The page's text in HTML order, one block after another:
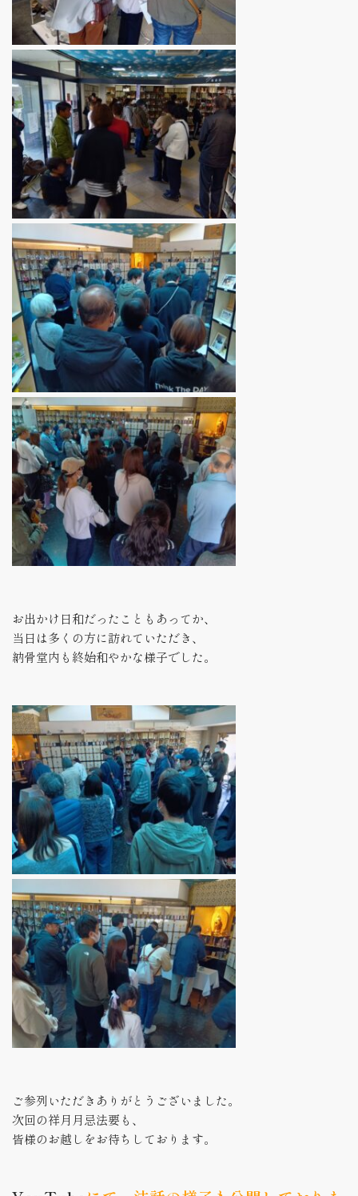
お出かけ日和だったこともあってか、
当日は多くの方に訪れていただき、
納骨堂内も終始和やかな様子でした。
ご参列いただきありがとうございました。
次回の祥月月忌法要も、
皆様のお越しをお待ちしております。